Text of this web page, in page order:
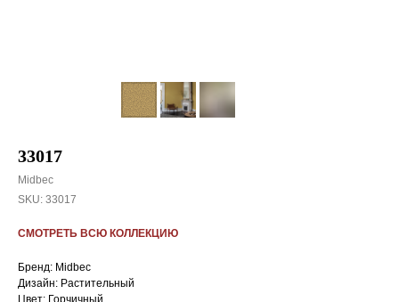
33017
Midbec
SKU: 33017
СМОТРЕТЬ ВСЮ КОЛЛЕКЦИЮ
Бренд: Midbec
Дизайн: Растительный
Цвет: Горчичный